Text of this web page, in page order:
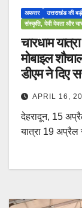
अफसर उत्तराखंड की
संस्कृति, देवी देवता और
चारधाम
मोबाइल
डीएम ने दिए
APRIL 16,
देहरादून, 15
यात्रा 19